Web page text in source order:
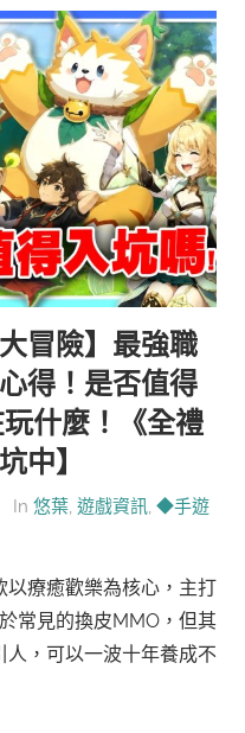
冒險】最強職
得！是否值得
什麼！《全禮
中】
In 悠葉, 遊戲資訊, ◆手遊
療癒歡樂為核心，主打
常見的換皮MMO，但其
，可以一波十年養成不